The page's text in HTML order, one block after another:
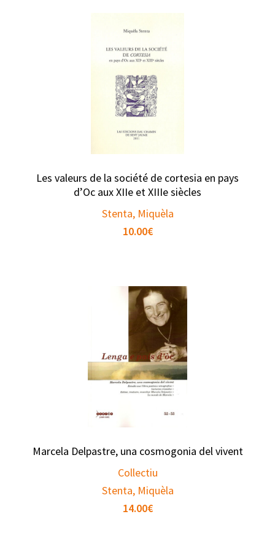
Les valeurs de la société de cortesia en pays
d’Oc aux XIIe et XIIIe siècles
Stenta, Miquèla
10.00€
Marcela Delpastre, una cosmogonia del vivent
Collectiu
Stenta, Miquèla
14.00€